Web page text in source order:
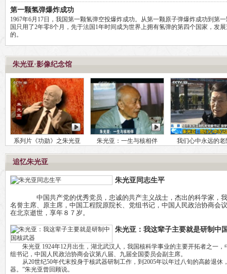
第一颗氢弹爆炸成功
1967年6月17日，我国第一颗氢弹空投爆炸成功。从第一颗原子弹爆炸成功到第
国只用了2年零8个月，先于法国1年时间成为世界上拥有氢弹的第四个国家，发
的。
朱光亚·影像纪念馆
系列片《功勋》之朱光亚 朱光亚：一生与核相伴 我们心中永远的老
追忆朱光亚
朱光亚同志生平
中国共产党的优秀党员，忠诚的共产主义战士，杰出的科学家，我
名誉主席、原主席，中国工程院原院长、党组书记，中国人民政治协商
在北京逝世，享年８７岁。
朱光亚：我这辈子主要就是研制中
朱光亚 1924年12月出生，湖北武汉人，我国核科学事业的主要开拓者之一，
组书记，中国人民政治协商会议第八届、九届全国委员会副主席。
从20世纪50年代末投身于核武器研制工作，到2005年以年过八旬的高龄退
器。”朱光亚曾回顾说。